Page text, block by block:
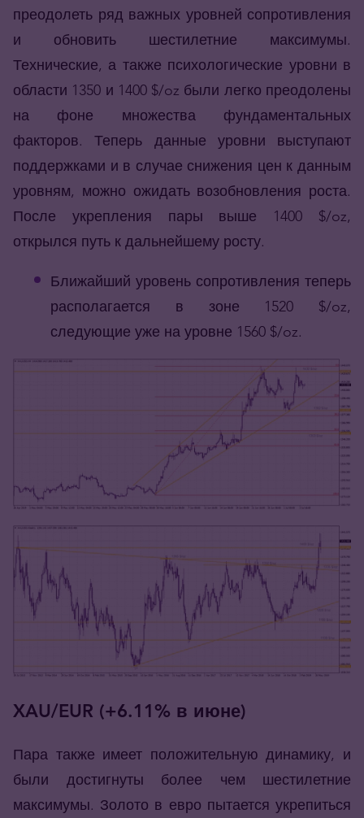
преодолеть ряд важных уровней сопротивления
и обновить шестилетние максимумы.
Технические, а также психологические уровни в
области 1350 и 1400 $/oz были легко преодолены
на фоне множества фундаментальных
факторов. Теперь данные уровни выступают
поддержками и в случае снижения цен к данным
уровням, можно ожидать возобновления роста.
После укрепления пары выше 1400 $/oz,
открылся путь к дальнейшему росту.
Ближайший уровень сопротивления теперь
располагается в зоне 1520 $/oz,
следующие уже на уровне 1560 $/oz.
XAU/EUR (+6.11% в июне)
Пара также имеет положительную динамику, и
были достигнуты более чем шестилетние
максимумы. Золото в евро пытается укрепиться